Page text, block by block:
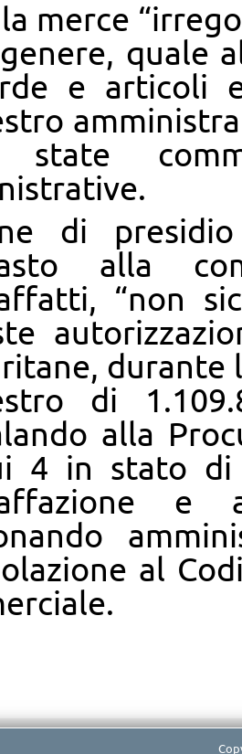
merce
quale
e articoli
state
di
alla
“non
durante
di
alla
4 in stato di
al